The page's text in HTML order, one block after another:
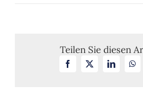
in
Teilen Sie diesen
Facebook LinkedIn